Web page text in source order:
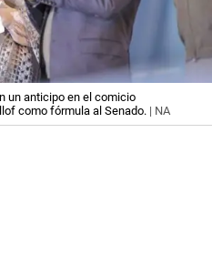
un anticipo en el comicio
como fórmula al Senado. | NA